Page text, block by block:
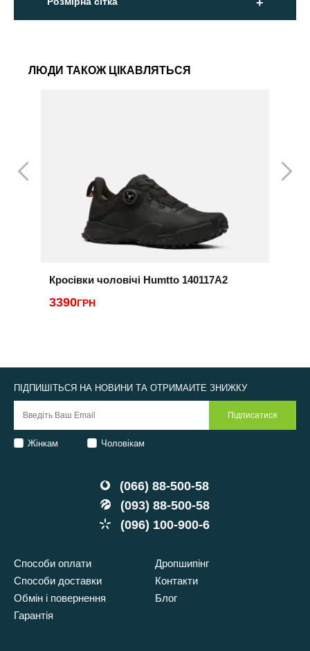
ЛЮДИ ТАКОЖ ЦІКАВЛЯТЬСЯ
Кросівки чоловічі Humtto 140117A2
3390ГРН
(066) 88-500-58
(093) 88-500-58
(096) 100-900-6
Способи оплати
Способи доставки
Обмін і повернення
Гарантія
Дропшипінг
Контакти
Блог
ПІДПИШІТЬСЯ НА НОВИНИ ТА ОТРИМАЙТЕ ЗНИЖКУ
Жінкам Чоловікам